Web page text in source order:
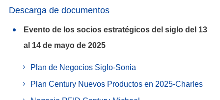
Descarga de documentos
Evento de los socios estratégicos del siglo del 13
al 14 de mayo de 2025
Plan de Negocios Siglo-Sonia
Plan Century Nuevos Productos en 2025-Charles